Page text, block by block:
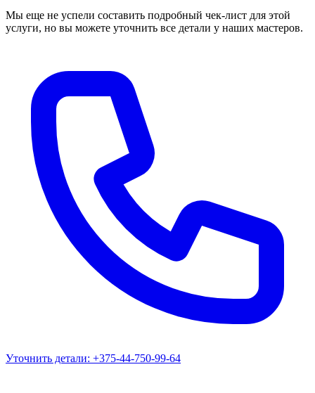
Мы еще не успели составить подробный чек-лист для этой
услуги, но вы можете уточнить все детали у наших мастеров.
Уточнить детали: +375-44-750-99-64